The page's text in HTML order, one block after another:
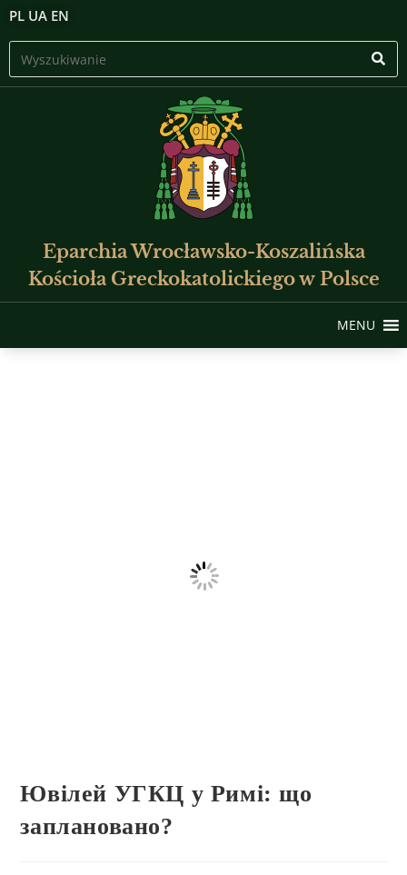
PL UA EN
Eparchia Wrocławsko-Koszalińska
Kościoła Greckokatolickiego w Polsce
MENU
Ювілей УГКЦ у Римі: що
заплановано?